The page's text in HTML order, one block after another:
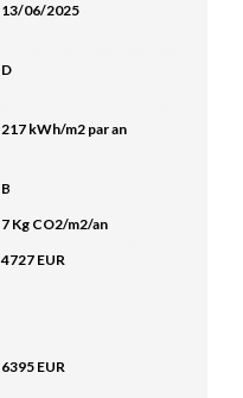
13/06/2025
D
217 kWh/m2 par an
B
7 Kg CO2/m2/an
4727 EUR
6395 EUR